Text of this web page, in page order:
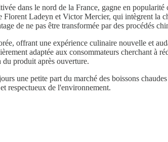
dans le nord de la France, gagne en
Florent Ladeyn et Victor Mercier, qui intègrent
de ne pas être transformée par des procédés
offrant une expérience culinaire nouvelle et
adaptée aux consommateurs cherchant à
produit après ouverture.
une petite part du marché des boissons
respectueux de l'environnement.